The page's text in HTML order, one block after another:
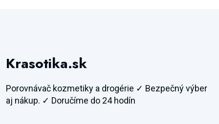
Krasotika.sk
Porovnávač kozmetiky a drogérie ✓ Bezpečný výber
aj nákup. ✓ Doručíme do 24 hodín